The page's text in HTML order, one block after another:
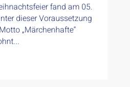
fand am 05.
dieser Voraussetzung
„Märchenhafte“